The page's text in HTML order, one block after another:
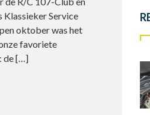
Klassieker Service
oktober was het
favoriete
de[…]